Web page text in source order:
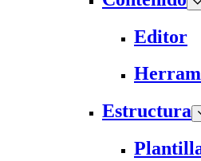
Editor
Estructura